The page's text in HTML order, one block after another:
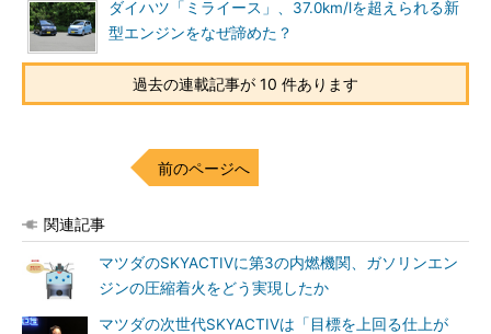
ダイハツ「ミライース」、37.0km/lを超えられる新
型エンジンをなぜ諦めた？
過去の連載記事が 10 件あります
前のページへ
関連記事
マツダのSKYACTIVに第3の内燃機関、ガソリンエン
ジンの圧縮着火をどう実現したか
マツダの次世代SKYACTIVは「目標を上回る仕上が